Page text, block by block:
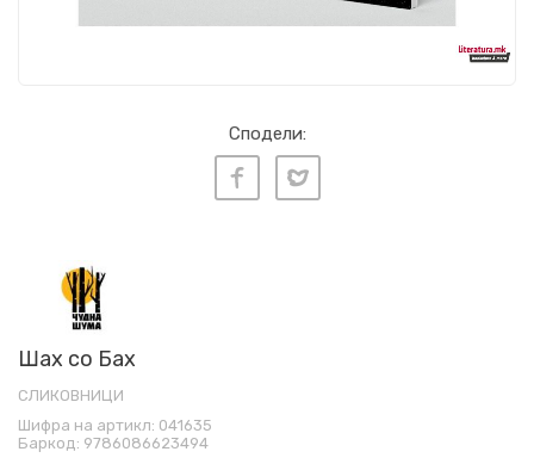
Сподели:
Шах со Бах
СЛИКОВНИЦИ
Шифра на артикл: 041635
Баркод: 9786086623494